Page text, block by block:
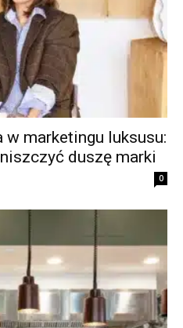
marketingu luksusu:
duszę marki
0